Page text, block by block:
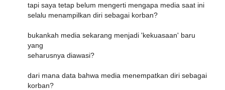
tapi saya tetap belum mengerti mengapa media saat ini
selalu menampilkan diri sebagai korban?
bukankah media sekarang menjadi 'kekuasaan' baru
yang
seharusnya diawasi?
dari mana data bahwa media menempatkan diri sebagai
korban?